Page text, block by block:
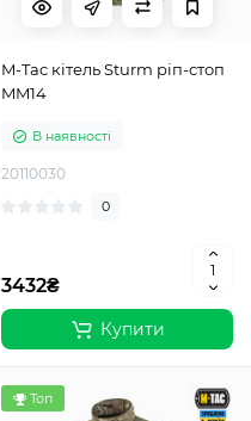
M-Tac кітель Sturm ріп-стоп
MM14
В наявності
20110030
0
3432₴
Купити
Топ